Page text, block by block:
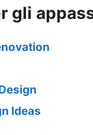
gli
Ideas